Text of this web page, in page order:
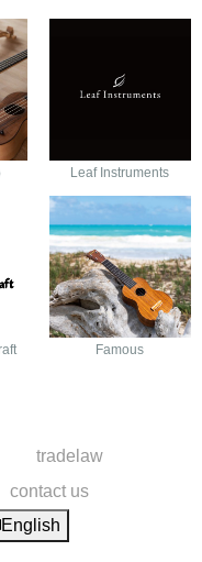
Leaf Instruments
Famous
tradelaw
contact us
English